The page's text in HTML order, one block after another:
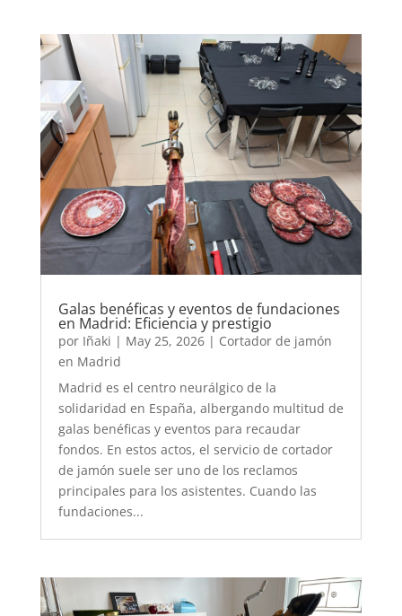
Galas benéficas y eventos de fundaciones
en Madrid: Eficiencia y prestigio
por Iñaki | May 25, 2026| Cortador de jamón
en Madrid
Madrid es el centro neurálgico de la
solidaridad en España, albergando multitud de
galas benéficas y eventos para recaudar
fondos. En estos actos, el servicio de cortador
de jamón suele ser uno de los reclamos
principales para los asistentes. Cuando las
fundaciones...